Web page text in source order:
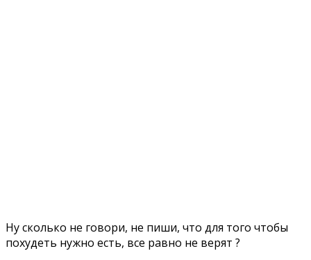
Ну сколько не говори, не пиши, что для того чтобы
похудеть нужно есть, все равно не верят ?